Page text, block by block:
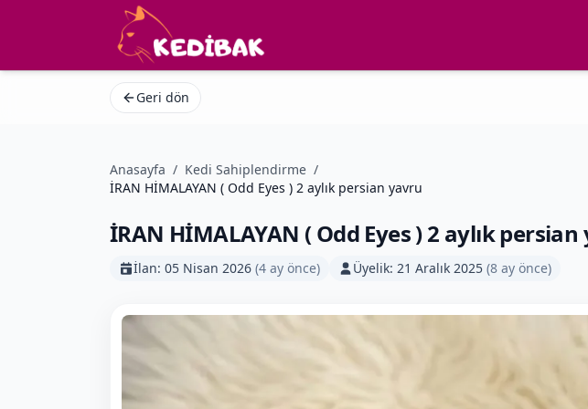
Geri dön
Anasayfa / Kedi Sahiplendirme /
İRAN HİMALAYAN ( Odd Eyes ) 2 aylık persian yavru
İRAN HİMALAYAN ( Odd Eyes ) 2 aylık
İlan: 05 Nisan 2026 (4 ay önce) Üyelik: 21 Aralık 2025 (8 ay önce)